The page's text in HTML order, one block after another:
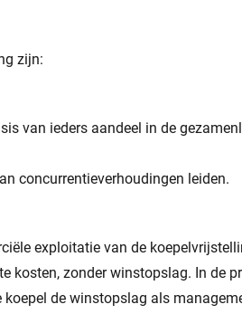
zijn:
van ieders aandeel in de
concurrentieverhoudingen leiden.
exploitatie van de
kosten, zonder winstopslag. In de
de winstopslag als